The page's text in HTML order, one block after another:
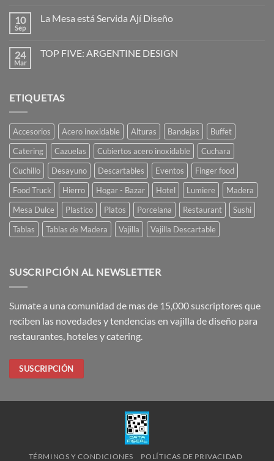
al
poder
en
para
restaurantes
10
Sep
La Mesa está Servida Ají Diseño
en
Ají
Diseño
24
Mar
TOP FIVE: ARGENTINE DESIGN
TOP
ETIQUETAS
Accesorios Acero inoxidable Alturas Bandejas
Buffet
Catering
Cazuelas Cubiertos acero inoxidable
Cuchara
Cuchillo
Desayuno Descartables Eventos
Finger food
Food Truck
Hierro Hogar - Bazar Hotel Lumiere
Madera
Mesa Dulce
Plastico Platos Porcelana Restaurant
Sushi
Tablas
Tablas de Madera Vajilla Vajilla Descartable
SUSCRIPCIÓN AL NEWSLETTER
Sumate a una comunidad de mas de 15,000 suscriptores que
reciben las novedades y tendencias en vajilla de diseño para
restaurantes, hoteles y catering.
SUSCRIPCIÓN
TÉRMINOS Y CONDICIONES
POLÍTICAS DE PRIVACIDAD